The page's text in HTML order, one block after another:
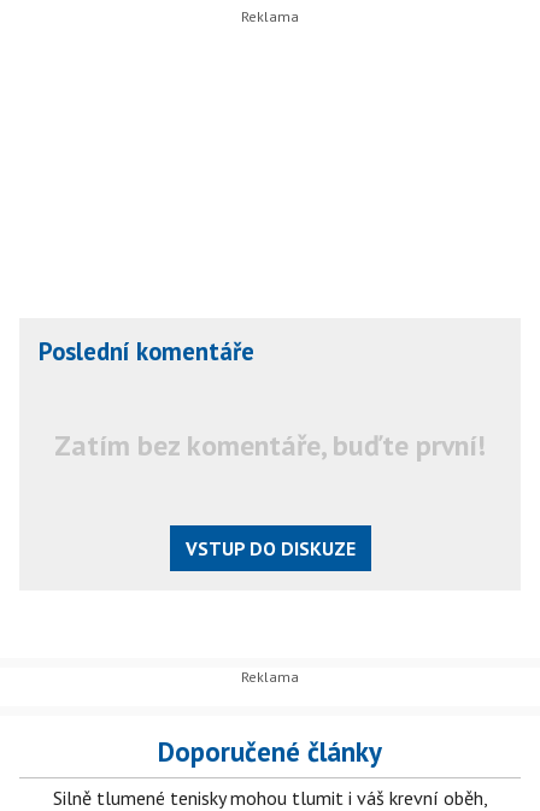
Poslední komentáře
Zatím bez komentáře, buďte první!
VSTUP DO DISKUZE
Doporučené články
Silně tlumené tenisky mohou tlumit i váš krevní oběh,